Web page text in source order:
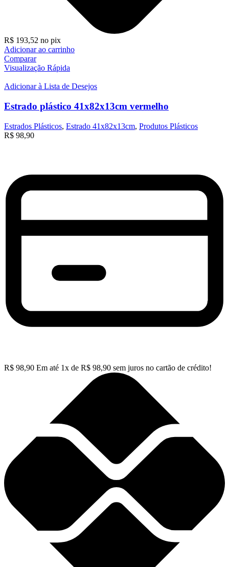
R$ 193,52 no pix
Adicionar ao carrinho
Comparar
Visualização Rápida
Adicionar à Lista de Desejos
Estrado plástico 41x82x13cm vermelho
Estrados Plásticos, Estrado 41x82x13cm, Produtos Plásticos
R$ 98,90
R$ 98,90 Em até 1x de R$ 98,90 sem juros no cartão de crédito!